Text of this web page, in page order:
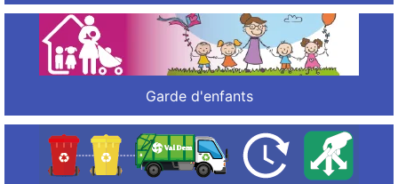
Garde d'enfants